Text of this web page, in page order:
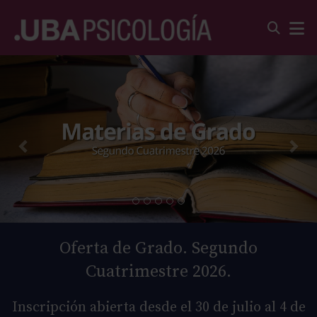
Oferta de Grado. Segundo
Cuatrimestre 2026.
Inscripción abierta desde el 30 de julio al 4 de